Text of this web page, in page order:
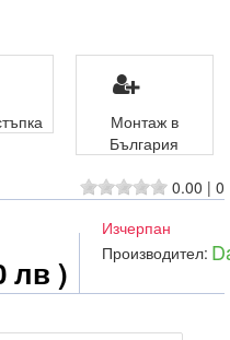
0.00 | 0
лв )
Изчерпан
Производител:
Монтаж в
България